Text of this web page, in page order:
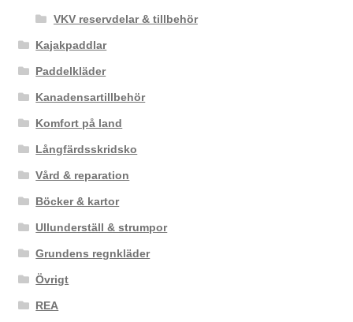
VKV reservdelar & tillbehör
Kajakpaddlar
Paddelkläder
Kanadensartillbehör
Komfort på land
Långfärdsskridsko
Vård & reparation
Böcker & kartor
Ullunderställ & strumpor
Grundens regnkläder
Övrigt
REA